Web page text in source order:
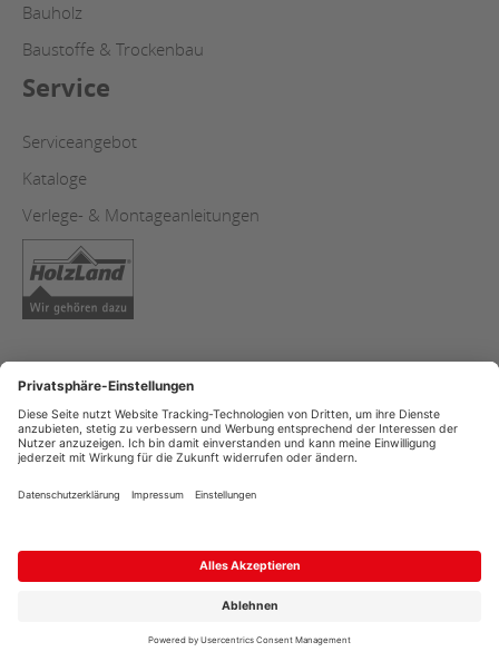
Bauholz
Baustoffe & Trockenbau
Service
Serviceangebot
Kataloge
Verlege- & Montageanleitungen
AGB
Datenschutz
Copyright
Streitschlichtung